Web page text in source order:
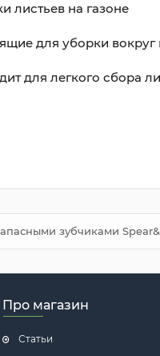
листьев на газоне
для уборки
для легкого сбора
зубчиками
Про магазин
Статьи